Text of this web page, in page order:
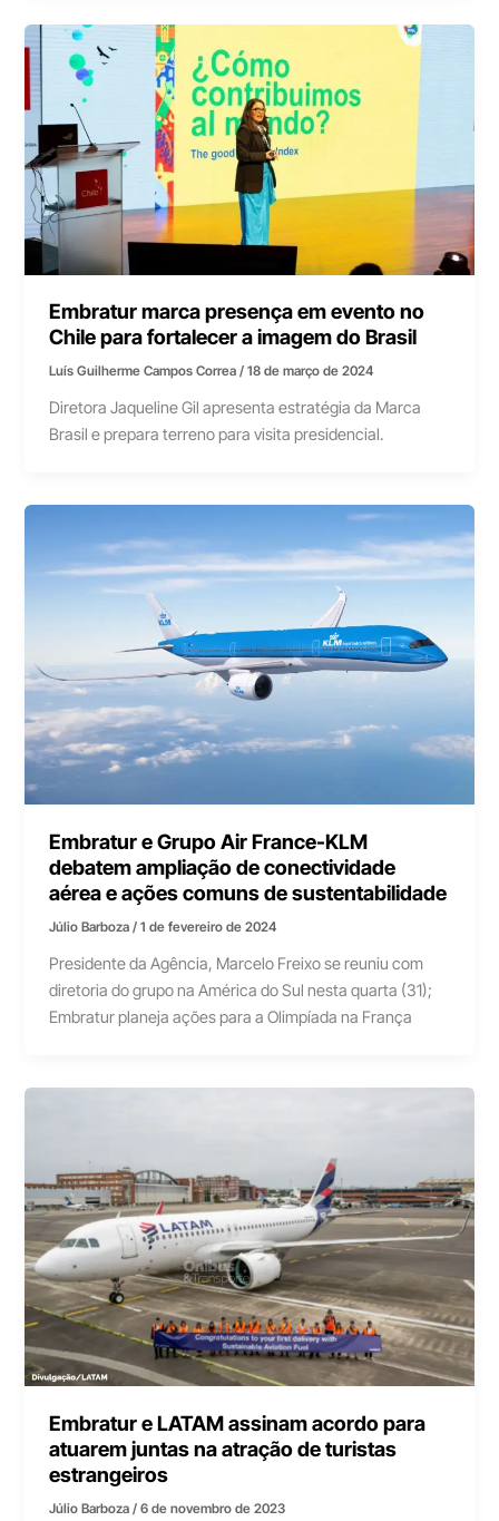
Embratur marca presença em evento no
Chile para fortalecer a imagem do Brasil
Luís Guilherme Campos Correa/18 de março de 2024
Diretora Jaqueline Gil apresenta estratégia da Marca
Brasil e prepara terreno para visita presidencial.
Embratur e Grupo Air France-KLM
debatem ampliação de conectividade
aérea e ações comuns de sustentabilidade
Júlio Barboza/1 de fevereiro de 2024
Presidente da Agência, Marcelo Freixo se reuniu com
diretoria do grupo na América do Sul nesta quarta (31);
Embratur planeja ações para a Olimpíada na França
Embratur e LATAM assinam acordo para
atuarem juntas na atração de turistas
estrangeiros
Júlio Barboza/6 de novembro de 2023